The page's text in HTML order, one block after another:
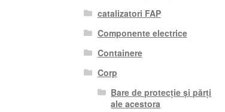
catalizatori FAP
Componente electrice
Containere
Corp
Bare de protecție și părți
ale acestora